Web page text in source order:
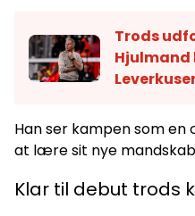
Trods
Hjulmand
Han ser kampen som
at lære sit nye
Klar til debut trods